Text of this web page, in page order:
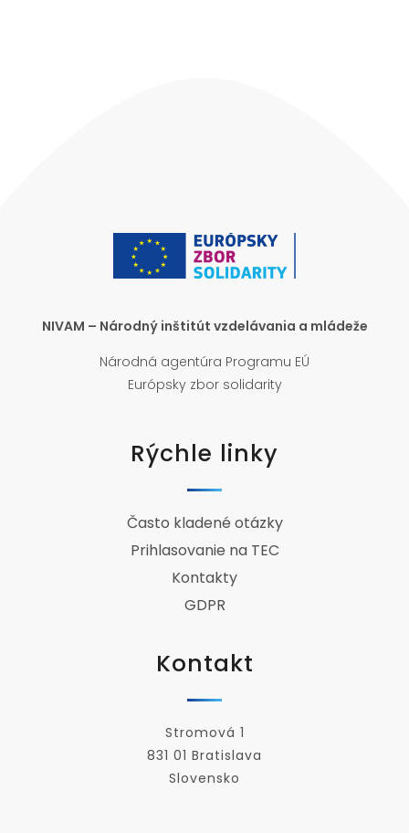
NIVAM – Národný inštitút vzdelávania a mládeže
Národná agentúra Programu EÚ
Európsky zbor solidarity
Rýchle linky
Často kladené otázky
Prihlasovanie na TEC
Kontakty
GDPR
Kontakt
Stromová 1
831 01 Bratislava
Slovensko